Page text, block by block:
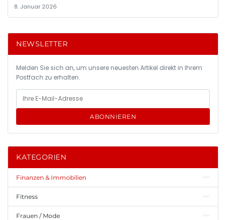
8. Januar 2026
NEWSLETTER
Melden Sie sich an, um unsere neuesten Artikel direkt in Ihrem
Postfach zu erhalten.
ABONNIEREN
KATEGORIEN
Finanzen & Immobilien
Fitness
Frauen / Mode